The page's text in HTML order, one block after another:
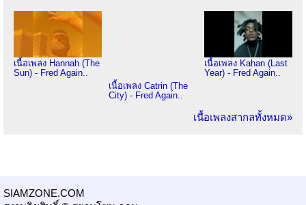
เนื้อเพลง Hannah (The
Sun) - Fred Again..
เนื้อเพลง Catrin (The
City) - Fred Again..
เนื้อเพลง Kahan (Last
Year) - Fred Again..
เนื้อเพลงสากลทั้งหมด»
SIAMZONE.COM